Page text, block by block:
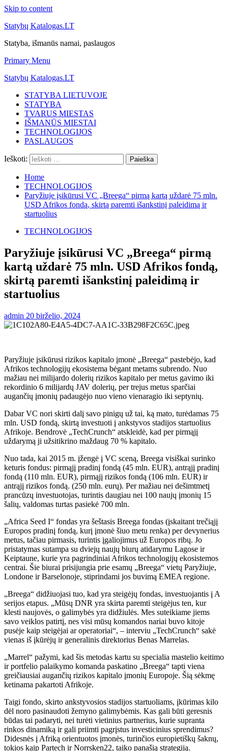
Skip to content
Statybų Katalogas.LT
Statyba, išmanūs namai, paslaugos
Primary Menu
Statybų Katalogas.LT
STATYBA LIETUVOJE
STATYBA
TVARUS MIESTAS
IŠMANŪS MIESTAI
TECHNOLOGIJOS
PASLAUGOS
Ieškoti:
Home
TECHNOLOGIJOS
Paryžiuje įsikūrusi VC „Breega“ pirmą kartą uždarė 75 mln.
USD Afrikos fondą, skirtą paremti išankstinį paleidimą ir
startuolius
TECHNOLOGIJOS
Paryžiuje įsikūrusi VC „Breega“ pirmą
kartą uždarė 75 mln. USD Afrikos fondą,
skirtą paremti išankstinį paleidimą ir
startuolius
admin 20 birželio, 2024
Paryžiuje įsikūrusi rizikos kapitalo įmonė „Breega“ pastebėjo, kad
Afrikos technologijų ekosistema bėgant metams subrendo. Nuo
mažiau nei milijardo dolerių rizikos kapitalo per metus gavimo iki
rekordinio 6 milijardų JAV dolerių, per trejus metus sparčiai
augančių įmonių padaugėjo nuo vieno vienaragio iki septynių.
Dabar VC nori skirti dalį savo pinigų už tai, ką mato, turėdamas 75
mln. USD fondą, skirtą investuoti į ankstyvos stadijos startuolius
Afrikoje. Bendrovė „TechCrunch“ atskleidė, kad per pirmąjį
uždarymą ji užsitikrino maždaug 70 % kapitalo.
Nuo tada, kai 2015 m. įžengė į VC sceną, Breega visiškai surinko
keturis fondus: pirmąjį pradinį fondą (45 mln. EUR), antrąjį pradinį
fondą (110 mln. EUR), pirmąjį rizikos fondą (106 mln. EUR) ir
antrąjį rizikos fondą. (250 mln. eurų). Per mažiau nei dešimtmetį
prancūzų investuotojas, turintis daugiau nei 100 naujų įmonių 15
šalių, valdomas turtas pasiekė 700 mln.
„Africa Seed I“ fondas yra šeštasis Breega fondas (įskaitant trečiąjį
Europos pradinį fondą, kurį įmonė šiuo metu renka) per devynerius
metus, tačiau pirmasis, turintis įgaliojimus už Europos ribų. Jo
pristatymas sutampa su dviejų naujų biurų atidarymu Lagose ir
Keiptaune, kurie yra pagrindiniai Afrikos technologijų ekosistemos
centrai. Šie biurai prisijungia prie esamų „Breega“ vietų Paryžiuje,
Londone ir Barselonoje, stiprindami jos buvimą EMEA regione.
„Breega“ didžiuojasi tuo, kad yra steigėjų fondas, investuojantis į A
serijos etapus. „Mūsų DNR yra skirta paremti steigėjus ten, kur
klesti naujovės, o galimybės yra didžiulės. Mes suteikiame jiems
savo veiklos patirtį, nes visi mūsų komandos nariai buvo kitoje
pusėje kaip steigėjai ar operatoriai“, – interviu „TechCrunch“ sakė
vienas iš įkūrėjų ir generalinis direktorius Benas Marrelas.
„Marrel“ pažymi, kad šis metodas kartu su specialia mastelio keitimo
ir portfelio palaikymo komanda paskatino „Breega“ tapti viena
greičiausiai augančių rizikos kapitalo įmonių Europoje. Šią sėkmę
ketinama pakartoti Afrikoje.
Taigi fondo, skirto ankstyvosios stadijos startuoliams, įkūrimas kilo
dėl noro pasinaudoti žemyno galimybėmis. Kas gali būti geresnis
būdas tai padaryti, nei turėti vietinius partnerius, kurie supranta
rinkos dinamiką ir gali priimti pagrįstus investicinius sprendimus?
Didesnės į Afriką orientuotos įmonės, turinčios europietiškų šaknų,
tokios kaip Partech ir Norrsken22, taiko panašią strategiją.